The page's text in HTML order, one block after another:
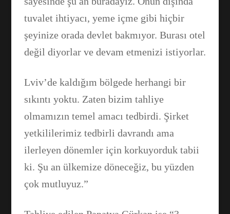
tuvalet ihtiyacı, yeme içme gibi hiçbir
şeyinize orada devlet bakmıyor. Burası otel
değil diyorlar ve devam etmenizi istiyorlar.
Lviv’de kaldığım bölgede herhangi bir
sıkıntı yoktu. Zaten bizim tahliye
olmamızın temel amacı tedbirdi. Şirket
yetkililerimiz tedbirli davrandı ama
ilerleyen dönemler için korkuyorduk tabii
ki. Şu an ülkemize döneceğiz, bu yüzden
çok mutluyuz.”